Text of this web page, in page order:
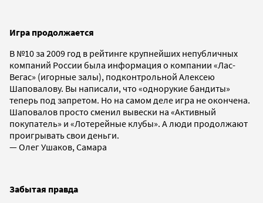
Игра продолжается
В №10 за 2009 год в рейтинге крупнейших непубличных
компаний России была информация о компании «Лас-
Вегас» (игорные залы), подконтрольной Алексею
Шаповалову. Вы написали, что «однорукие бандиты»
теперь под запретом. Но на самом деле игра не окончена.
Шаповалов просто сменил вывески на «Активный
покупатель» и «Лотерейные клубы». А люди продолжают
проигрывать свои деньги.
— Олег Ушаков, Самара
Забытая правда